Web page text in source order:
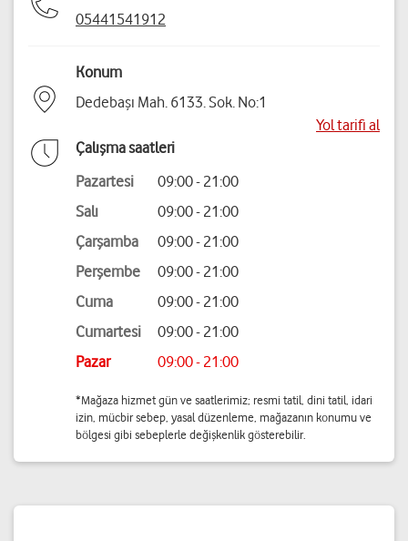
05441541912
Konum
Dedebaşı Mah. 6133. Sok. No:1
Yol tarifi al
Çalışma saatleri
Pazartesi
09:00 - 21:00
Salı
09:00 - 21:00
Çarşamba
09:00 - 21:00
Perşembe
09:00 - 21:00
Cuma
09:00 - 21:00
Cumartesi
09:00 - 21:00
Pazar
09:00 - 21:00
*Mağaza hizmet gün ve saatlerimiz; resmi tatil, dini tatil, idari
izin, mücbir sebep, yasal düzenleme, mağazanın konumu ve
bölgesi gibi sebeplerle değişkenlik gösterebilir.